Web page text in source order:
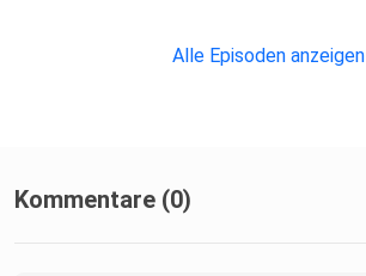
Alle Episoden anzeigen
Kommentare (0)